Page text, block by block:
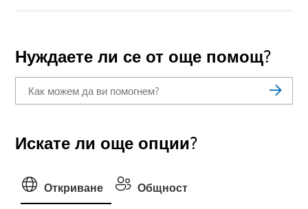
Нуждаете ли се от още помощ?
Искате ли още опции?
Откриване Общност